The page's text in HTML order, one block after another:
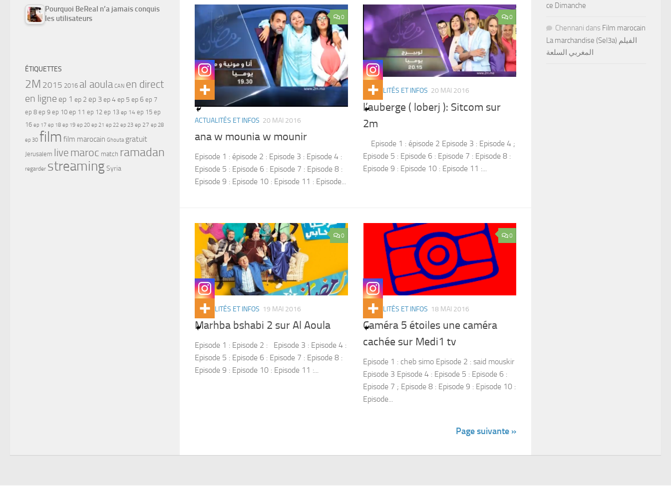
0
ACTUALITÉS ET INFOS 20 MAI 2016
ana w mounia w mounir
Episode 1 : épisode 2 : Episode 3 : Episode 4 :
Episode 5 : Episode 6 : Episode 7 : Episode 8 :
Episode 9 : Episode 10 : Episode 11 : Episode...
0
ACTUALITÉS ET INFOS 20 MAI 2016
l’auberge ( loberj ): Sitcom sur
2m
Episode 1 : épisode 2 Episode 3 : Episode 4 ;
Episode 5 : Episode 6 : Episode 7 : Episode 8 :
Episode 9 : Episode 10 : Episode 11 :...
0
ACTUALITÉS ET INFOS 19 MAI 2016
Marhba bshabi 2 sur Al Aoula
Episode 1 : Episode 2 : Episode 3 : Episode 4 :
Episode 5 : Episode 6 : Episode 7 : Episode 8 :
Episode 9 : Episode 10 : Episode 11 :...
0
ACTUALITÉS ET INFOS 18 MAI 2016
Caméra 5 étoiles une caméra
cachée sur Medi1 tv
Episode 1 : cheb simo Episode 2 : said mouskir
Episode 3 Episode 4 : Episode 5 : Episode 6 :
Episode 7 ; Episode 8 : Episode 9 : Episode 10 :
Episode...
Page suivante »
Pourquoi BeReal n’a jamais conquis
les utilisateurs
ÉTIQUETTES
2M 2015 2016 al aoula CAN en direct
en ligne ep 1 ep 2 ep 3ep 4ep 5 ep 6 ep 7
ep 8 ep 9 ep 10 ep 11 ep 12 ep 13 ep 14 ep 15 ep
16 ep 17 ep 18 ep 19 ep 20 ep 21 ep 22 ep 23 ep 27 ep 28
ep 30 film film marocain Ghouta gratuit
Jerusalem live maroc match ramadan
regarder streamingSyria
ce Dimanche
Chennani dans Film marocain
La marchandise (Sel3a) الفيلم
المغربي السلعة